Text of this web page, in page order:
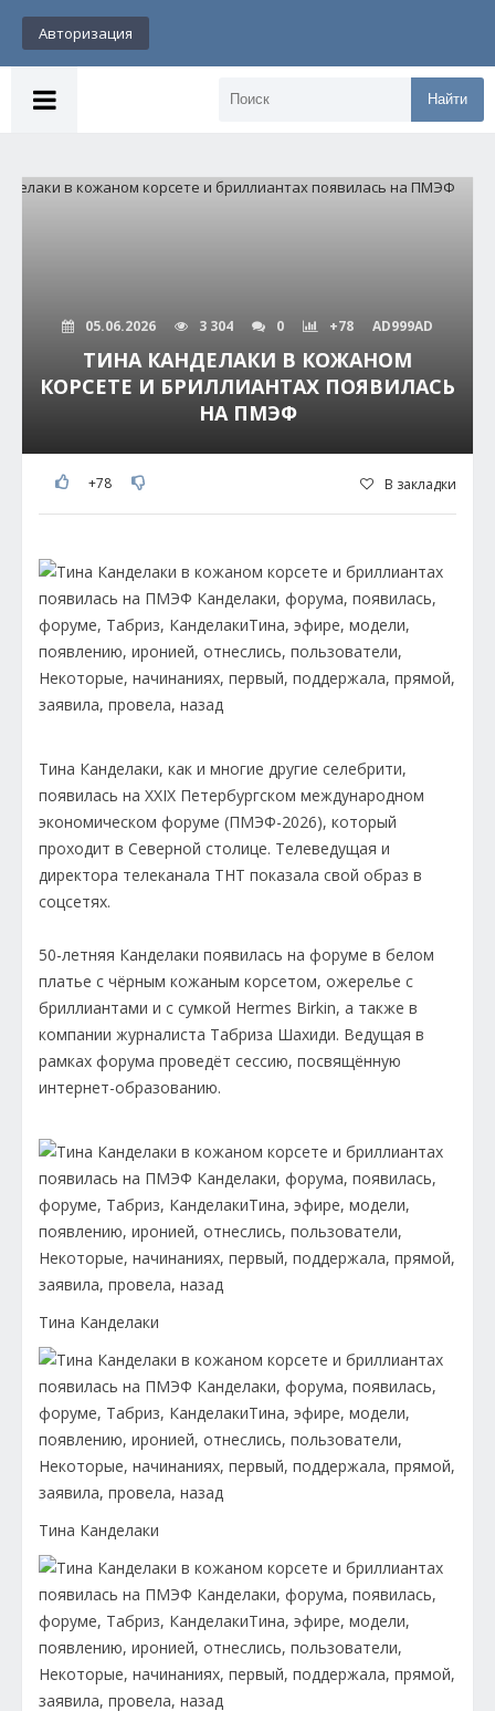
Авторизация
Найти
05.06.2026 3 304 0 +78 AD999AD
ТИНА КАНДЕЛАКИ В КОЖАНОМ
КОРСЕТЕ И БРИЛЛИАНТАХ ПОЯВИЛАСЬ
НА ПМЭФ
+78 В закладки
Тина Канделаки, как и многие другие селебрити,
появилась на XXIX Петербургском международном
экономическом форуме (ПМЭФ-2026), который
проходит в Северной столице. Телеведущая и
директора телеканала ТНТ показала свой образ в
соцсетях.
50-летняя Канделаки появилась на форуме в белом
платье с чёрным кожаным корсетом, ожерелье с
бриллиантами и с сумкой Hermes Birkin, а также в
компании журналиста Табриза Шахиди. Ведущая в
рамках форума проведёт сессию, посвящённую
интернет-образованию.
Тина Канделаки
Тина Канделаки